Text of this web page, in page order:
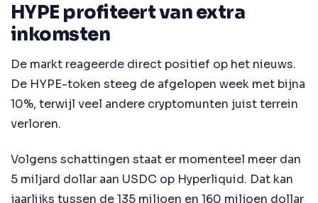
HYPE profiteert van extra
inkomsten
De markt reageerde direct positief op het nieuws.
De HYPE-token steeg de afgelopen week met bijna
10%, terwijl veel andere cryptomunten juist terrein
verloren.
Volgens schattingen staat er momenteel meer dan
5 miljard dollar aan USDC op Hyperliquid. Dat kan
jaarlijks tussen de 135 miljoen en 160 miljoen dollar